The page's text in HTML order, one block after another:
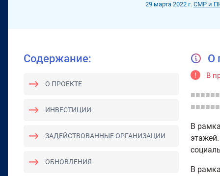
29 марта 2022 г. СМР и
О
! В
■■■■■■
В
В
Содержание:
О ПРОЕКТЕ
ИНВЕСТИЦИИ
ЗАДЕЙСТВОВАННЫЕ ОРГАНИЗАЦИИ
ОБНОВЛЕНИЯ